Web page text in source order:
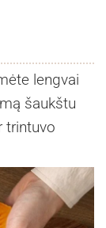
lengvai
šaukštu
trintuvo